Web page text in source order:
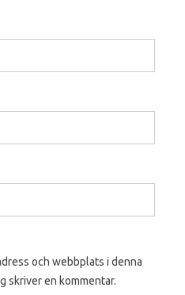
och webbplats i denna
skriver en kommentar.